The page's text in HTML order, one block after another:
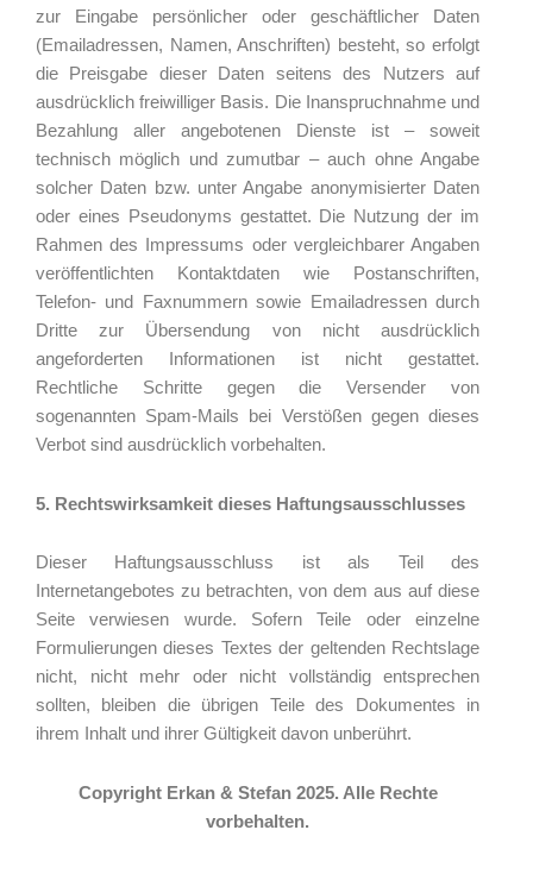
zur Eingabe persönlicher oder geschäftlicher Daten
(Emailadressen, Namen, Anschriften) besteht, so erfolgt
die Preisgabe dieser Daten seitens des Nutzers auf
ausdrücklich freiwilliger Basis. Die Inanspruchnahme und
Bezahlung aller angebotenen Dienste ist – soweit
technisch möglich und zumutbar – auch ohne Angabe
solcher Daten bzw. unter Angabe anonymisierter Daten
oder eines Pseudonyms gestattet. Die Nutzung der im
Rahmen des Impressums oder vergleichbarer Angaben
veröffentlichten Kontaktdaten wie Postanschriften,
Telefon- und Faxnummern sowie Emailadressen durch
Dritte zur Übersendung von nicht ausdrücklich
angeforderten Informationen ist nicht gestattet.
Rechtliche Schritte gegen die Versender von
sogenannten Spam-Mails bei Verstößen gegen dieses
Verbot sind ausdrücklich vorbehalten.
5. Rechtswirksamkeit dieses Haftungsausschlusses
Dieser Haftungsausschluss ist als Teil des
Internetangebotes zu betrachten, von dem aus auf diese
Seite verwiesen wurde. Sofern Teile oder einzelne
Formulierungen dieses Textes der geltenden Rechtslage
nicht, nicht mehr oder nicht vollständig entsprechen
sollten, bleiben die übrigen Teile des Dokumentes in
ihrem Inhalt und ihrer Gültigkeit davon unberührt.
Copyright Erkan & Stefan 2025. Alle Rechte
vorbehalten.